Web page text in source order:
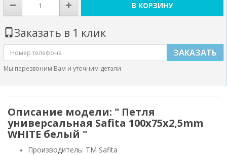
В КОРЗИНУ
Заказать в 1 клик
ЗАКАЗАТЬ
Мы перезвоним Вам и уточним детали
Описание модели: " Петля
универсальная Safita 100х75х2,5mm
WHITE белый "
Производитель: ТМ Safita